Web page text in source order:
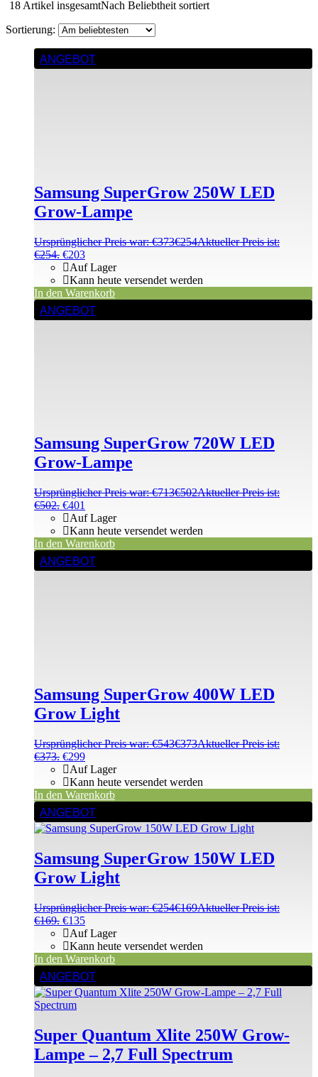
18 Artikel insgesamtNach Beliebtheit sortiert
ANGEBOT
Samsung SuperGrow 250W LED
Grow-Lampe
Ursprünglicher Preis war: €373€254Aktueller Preis ist:
€254. €203
Auf Lager
Kann heute versendet werden
In den Warenkorb
ANGEBOT
Samsung SuperGrow 720W LED
Grow-Lampe
Ursprünglicher Preis war: €713€502Aktueller Preis ist:
€502. €401
Auf Lager
Kann heute versendet werden
In den Warenkorb
ANGEBOT
Samsung SuperGrow 400W LED
Grow Light
Ursprünglicher Preis war: €543€373Aktueller Preis ist:
€373. €299
Auf Lager
Kann heute versendet werden
In den Warenkorb
ANGEBOT
Samsung SuperGrow 150W LED
Grow Light
Ursprünglicher Preis war: €254€169Aktueller Preis ist:
€169. €135
Auf Lager
Kann heute versendet werden
In den Warenkorb
ANGEBOT
Super Quantum Xlite 250W Grow-
Lampe – 2,7 Full Spectrum